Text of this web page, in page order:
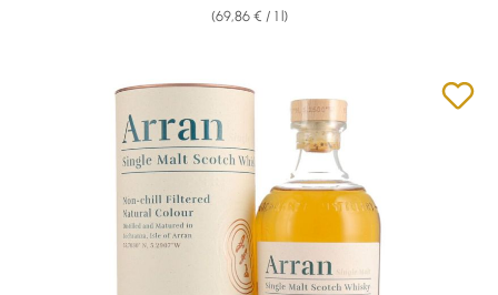
(69,86 € / 1 l)